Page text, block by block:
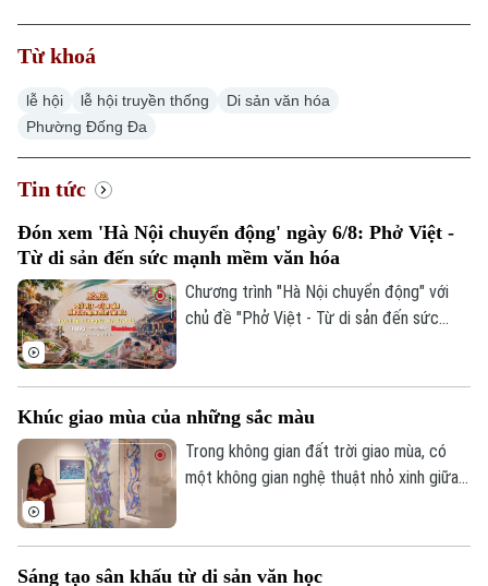
Từ khoá
lễ hội lễ hội truyền thống
Di sản văn hóa
Phường Đống Đa
Tin tức
Đón xem 'Hà Nội chuyển động' ngày 6/8: Phở Việt -
Từ di sản đến sức mạnh mềm văn hóa
Chương trình "Hà Nội chuyển động" với
chủ đề "Phở Việt - Từ di sản đến sức
hôm nay, ngày 6/8.
Khúc giao mùa của những sắc màu
Trong không gian đất trời giao mùa, có
một không gian nghệ thuật nhỏ xinh giữa
Sáng tạo sân khấu từ di sản văn học